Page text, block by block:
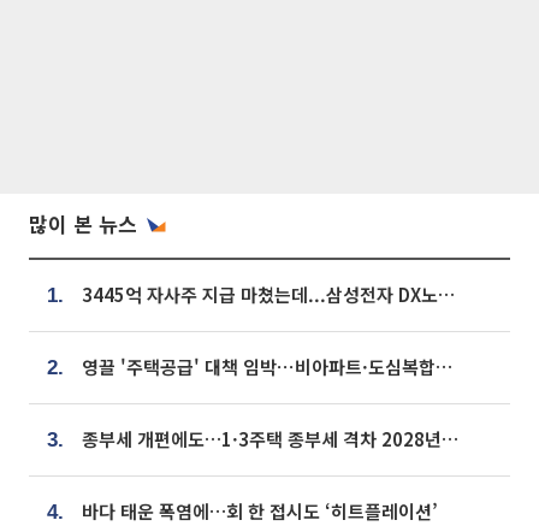
많이 본 뉴스
1. 3445억 자사주 지급 마쳤는데...삼성전자 DX노조, 뒤늦은 '떼쓰기 집회'
2. 영끌 '주택공급' 대책 임박⋯비아파트·도심복합까지 총동원
3. 종부세 개편에도…1·3주택 종부세 격차 2028년부터 확대
4. 바다 태운 폭염에…회 한 접시도 ‘히트플레이션’